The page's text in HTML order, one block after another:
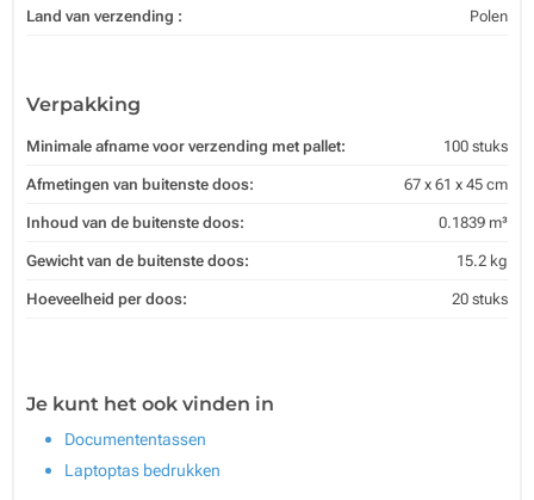
Land van verzending : Polen
Verpakking
Minimale afname voor verzending met pallet: 100 stuks
Afmetingen van buitenste doos: 67 x 61 x 45 cm
Inhoud van de buitenste doos: 0.1839 m³
Gewicht van de buitenste doos: 15.2 kg
Hoeveelheid per doos: 20 stuks
Je kunt het ook vinden in
Documententassen
Laptoptas bedrukken